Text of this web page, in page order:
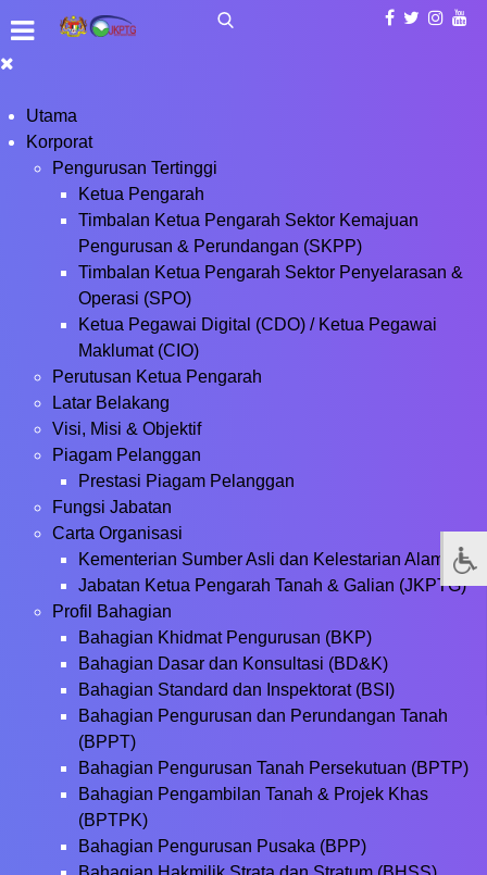
Utama
Korporat
Pengurusan Tertinggi
Ketua Pengarah
Timbalan Ketua Pengarah Sektor Kemajuan
Pengurusan & Perundangan (SKPP)
Timbalan Ketua Pengarah Sektor Penyelarasan &
Operasi (SPO)
Ketua Pegawai Digital (CDO) / Ketua Pegawai
Maklumat (CIO)
Perutusan Ketua Pengarah
Latar Belakang
Visi, Misi & Objektif
Piagam Pelanggan
Prestasi Piagam Pelanggan
Fungsi Jabatan
Carta Organisasi
Kementerian Sumber Asli dan Kelestarian Alam
Jabatan Ketua Pengarah Tanah & Galian (JKPTG)
Profil Bahagian
Bahagian Khidmat Pengurusan (BKP)
Bahagian Dasar dan Konsultasi (BD&K)
Bahagian Standard dan Inspektorat (BSI)
Bahagian Pengurusan dan Perundangan Tanah
(BPPT)
Bahagian Pengurusan Tanah Persekutuan (BPTP)
Bahagian Pengambilan Tanah & Projek Khas
(BPTPK)
Bahagian Pengurusan Pusaka (BPP)